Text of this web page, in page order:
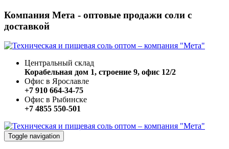
Компания Мета - оптовые продажи соли с
доставкой
Центральный склад
Корабельная дом 1, строение 9, офис 12/2
Офис в Ярославле
+7 910 664-34-75
Офис в Рыбинске
+7 4855 550-501
Toggle navigation